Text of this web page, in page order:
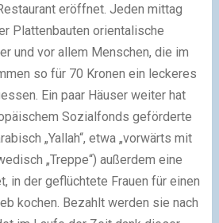
eröffnet. Jeden mittag
Plattenbauten orientalische
und vor allem Menschen, die im
so für 70 Kronen ein leckeres
Ein paar Häuser weiter hat
Sozialfonds geförderte
„Yallah“, etwa „vorwärts mit
„Treppe“) außerdem eine
in der geflüchtete Frauen für einen
kochen. Bezahlt werden sie nach